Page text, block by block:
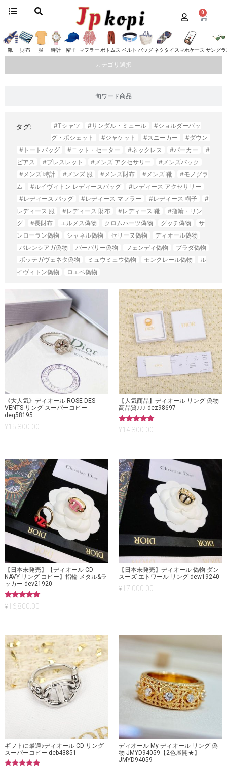
0
靴 財布 服 時計 帽子 マフラー ボトムス ベルト バッグネクタイ スマホケース サング
アクセサリー ディオール/ リング
リング
カテゴリ選択
旬ワード商品
タグ: #Tシャツ #サンダル・ミュール
#ショルダーバッ
グ・ポシェット
#ジャケット #スニーカー
#ダウン
#トートバッグ
#ニット・セーター #ネックレス #パーカー
#
ピアス
#ブレスレット #メンズ アクセサリー
#メンズバック
#メンズ 時計
#メンズ 服 #メンズ財布 #メンズ 靴
#モノグラ
ム
#ルイヴィトン レディースバッグ
#レディース アクセサリー
#レディース バッグ
#レディース マフラー #レディース 帽子
#
レディース 服
#レディース 財布 #レディース 靴
#指輪・リン
グ
#長財布 エルメス偽物 クロムハーツ偽物 グッチ偽物
サ
ンローラン偽物
シャネル偽物 セリーヌ偽物
ディオール偽物
バレンシアガ偽物
バーバリー偽物 フェンディ偽物
プラダ偽物
ボッテガヴェネタ偽物
ミュウミュウ偽物 モンクレール偽物
ル
イヴィトン偽物
ロエベ偽物
《大人気》ディオール ROSE DES
VENTS リング スーパーコピー
deq58195
¥15,800.00
【人気商品】ディオール リング 偽物
高品質♪♪♪ dez98697
5段階中
5.00
¥14,800.00
【日本未発売】【ディオール CD
NAVY リング コピー】指輪 メタル&ラ
ッカー dev21920
5段階中
5.00
¥16,800.00
【日本未発売】ディオール 偽物 ダン
スーズ エトワール リング dew19240
¥17,000.00
ギフトに最適♪ディオール CD リング
スーパーコピー deb43851
ディオール My ディオール リング 偽
物 JMYD94059【2色展開★】
JMYD94059